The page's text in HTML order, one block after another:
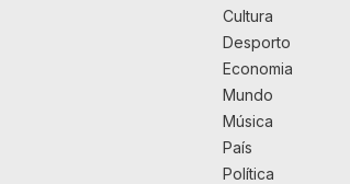
Cultura
Desporto
Economia
Mundo
Música
País
Política